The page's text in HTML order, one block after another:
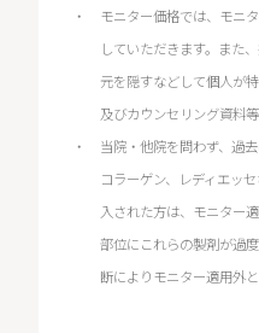
モニター価格では、モニ
していただきます。また
元を隠すなどして個人が
及びカウンセリング資料
当院・他院を問わず、過
コラーゲン、レディエッ
入された方は、モニター
部位にこれらの製剤が過
断によりモニター適用外